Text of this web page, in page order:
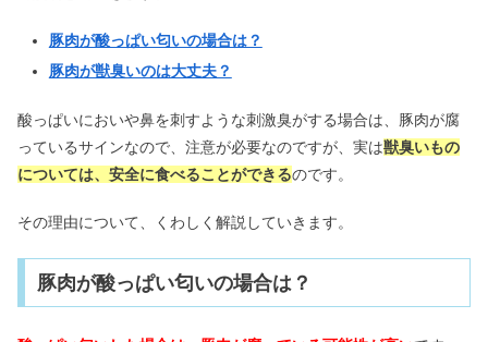
豚肉が酸っぱい匂いの場合は？
豚肉が獣臭いのは大丈夫？
酸っぱいにおいや鼻を刺すような刺激臭がする場合は、豚肉が腐
っているサインなので、注意が必要なのですが、実は獣臭いもの
については、安全に食べることができるのです。
その理由について、くわしく解説していきます。
豚肉が酸っぱい匂いの場合は？